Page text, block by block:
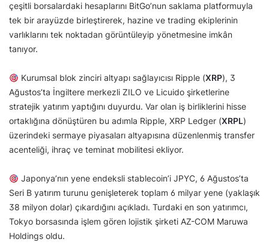
çeşitli borsalardaki hesaplarını BitGo’nun saklama platformuyla
tek bir arayüzde birleştirerek, hazine ve trading ekiplerinin
varlıklarını tek noktadan görüntüleyip yönetmesine imkân
tanıyor.
Kurumsal blok zinciri altyapı sağlayıcısı Ripple (XRP), 3
Ağustos’ta İngiltere merkezli ZILO ve Licuido şirketlerine
stratejik yatırım yaptığını duyurdu. Var olan iş birliklerini hisse
ortaklığına dönüştüren bu adımla Ripple, XRP Ledger (XRPL)
üzerindeki sermaye piyasaları altyapısına düzenlenmiş transfer
acenteliği, ihraç ve teminat mobilitesi ekliyor.
Japonya’nın yene endeksli stablecoin’i JPYC, 6 Ağustos’ta
Seri B yatırım turunu genişleterek toplam 6 milyar yene (yaklaşık
38 milyon dolar) çıkardığını açıkladı. Turdaki en son yatırımcı,
Tokyo borsasında işlem gören lojistik şirketi AZ-COM Maruwa
Holdings oldu.